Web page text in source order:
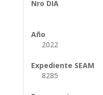
Nro DIA
Año
2022
Expediente SEAM
8285